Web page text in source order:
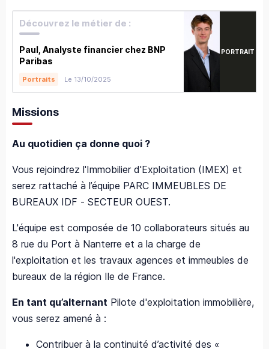
Découvrez le métier de :
Paul, Analyste financier chez BNP
Paribas
Portraits Le 13/10/2025
PORTRAIT
Missions
Au quotidien ça donne quoi ?
Vous rejoindrez l'Immobilier d'Exploitation (IMEX) et
serez rattaché à l’équipe PARC IMMEUBLES DE
BUREAUX IDF - SECTEUR OUEST.
L'équipe est composée de 10 collaborateurs situés au
8 rue du Port à Nanterre et a la charge de
l'exploitation et les travaux agences et immeubles de
bureaux de la région Ile de France.
En tant qu’alternant Pilote d'exploitation immobilière,
vous serez amené à :
Contribuer à la continuité d’activité des «